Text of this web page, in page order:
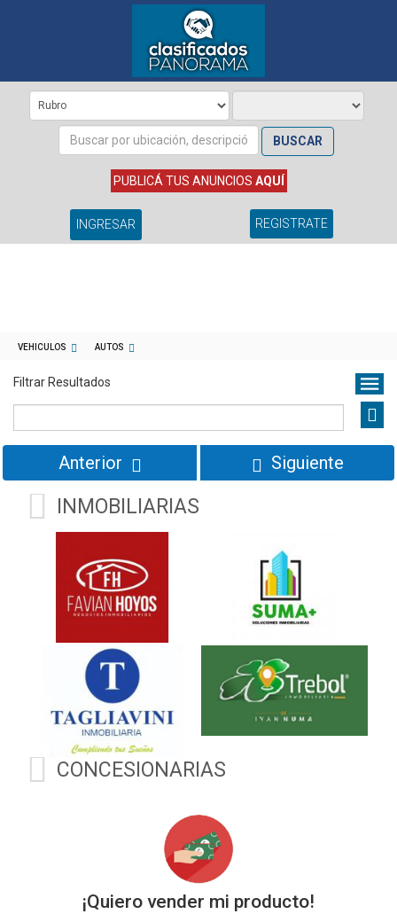
BUSCAR
PUBLICÁ TUS ANUNCIOS AQUÍ
INGRESAR REGISTRATE
VEHICULOS AUTOS
Filtrar Resultados
Anterior Siguiente
INMOBILIARIAS
CONCESIONARIAS
¡Quiero vender mi producto!